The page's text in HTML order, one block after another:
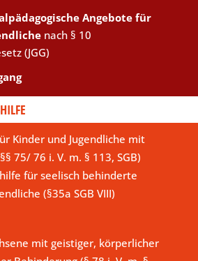
Angebote für
nach § 10
(JGG)
Kinder und Jugendliche mit
75/ 76 i. V. m. § 113, SGB)
für seelisch behinderte
(§35a SGB VIII)
mit geistiger, körperlicher